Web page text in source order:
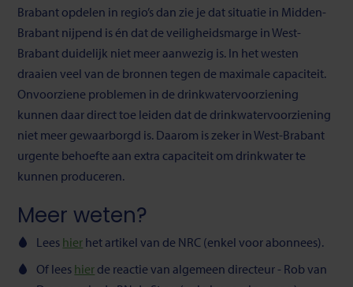
Brabant opdelen in regio’s dan zie je dat situatie in Midden-
Brabant nijpend is én dat de veiligheidsmarge in West-
Brabant duidelijk niet meer aanwezig is. In het westen
draaien veel van de bronnen tegen de maximale capaciteit.
Onvoorziene problemen in de drinkwatervoorziening
kunnen daar direct toe leiden dat de drinkwatervoorziening
niet meer gewaarborgd is. Daarom is zeker in West-Brabant
urgente behoefte aan extra capaciteit om drinkwater te
kunnen produceren.
Meer weten?
Lees hier het artikel van de NRC (enkel voor abonnees).
Of lees hier de reactie van algemeen directeur - Rob van